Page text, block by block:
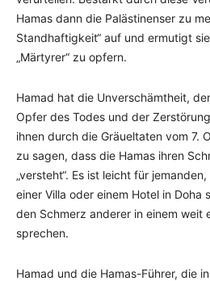
Hamas dann die Palästinenser zu
Standhaftigkeit“ auf und ermutigt
„Märtyrer“ zu opfern.
Hamad hat die Unverschämtheit,
Opfer des Todes und der
ihnen durch die Gräueltaten vom 7.
zu sagen, dass die Hamas ihren
„versteht“. Es ist leicht für
einer Villa oder einem Hotel in Doha
den Schmerz anderer in einem weit
sprechen.
Hamad und die Hamas-Führer, die